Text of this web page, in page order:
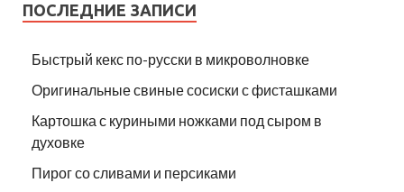
ПОСЛЕДНИЕ ЗАПИСИ
Быстрый кекс по-русски в микроволновке
Оригинальные свиные сосиски с фисташками
Картошка с куриными ножками под сыром в
духовке
Пирог со сливами и персиками